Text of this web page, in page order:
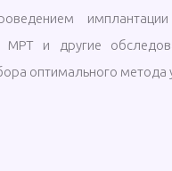
МРТ и другие
оптимального метода